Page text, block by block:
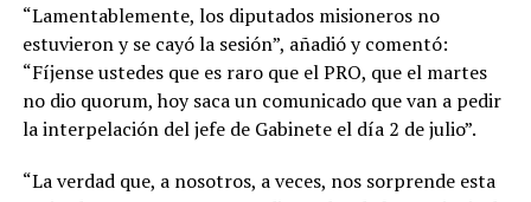
“Lamentablemente, los diputados misioneros no
estuvieron y se cayó la sesión”, añadió y comentó:
“Fíjense ustedes que es raro que el PRO, que el martes
no dio quorum, hoy saca un comunicado que van a pedir
la interpelación del jefe de Gabinete el día 2 de julio”.
“La verdad que, a nosotros, a veces, nos sorprende esta